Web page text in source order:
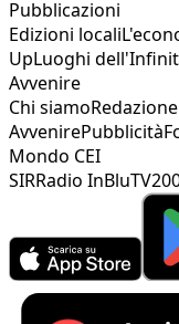
Pubblicazioni
Edizioni locali
UpLuoghi
Avvenire
Chi siamoRedazione
AvvenirePubblicità
Mondo CEI
SIRRadio InBlu